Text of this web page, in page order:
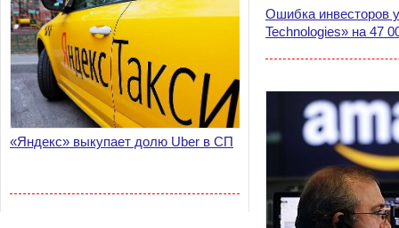
«Яндекс» выкупает долю Uber в СП
Ошибка инвесторов
Technologies» на 47